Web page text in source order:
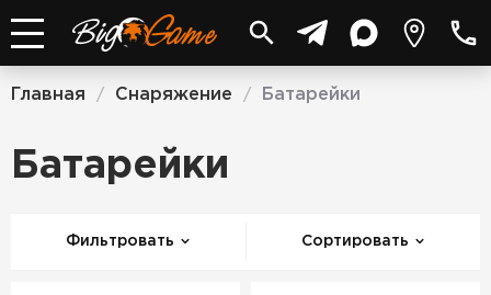
Главная / Снаряжение / Батарейки
Батарейки
Фильтровать Сортировать